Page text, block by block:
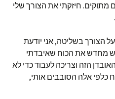
מתוקים. חיזקתי את הצורך שלי
הצורך בשליטה, אני יודעת
מחדש את הכוח שאיבדתי
הזה וצריכה לעבוד כדי לא
כלפי אלה הסובבים אותי,